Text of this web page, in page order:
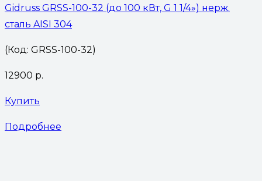
Gidruss GRSS-100-32 (до 100 кВт, G 1 1/4») нерж.
сталь AISI 304
(Код: GRSS-100-32)
12900 р.
Купить
Подробнее